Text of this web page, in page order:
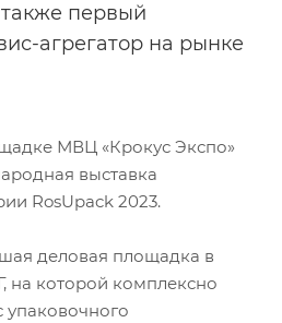
первый
агрегатор на рынке
МВЦ «Крокус Экспо»
выставка
RosUpack 2023.
деловая площадка в
на которой комплексно
упаковочного